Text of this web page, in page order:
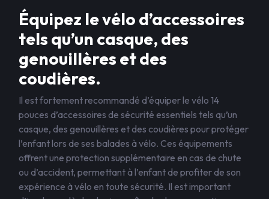
Équipez le vélo d’accessoires
tels qu’un casque, des
genouillères et des
coudières.
Il est fortement recommandé d’équiper le vélo 14
pouces d’accessoires de sécurité essentiels tels qu’un
casque, des genouillères et des coudières pour protéger
l’enfant lors de ses balades à vélo. Ces équipements
offrent une protection supplémentaire en cas de chute
ou d’accident, permettant à l’enfant de profiter de son
expérience à vélo en toute sécurité. Il est important